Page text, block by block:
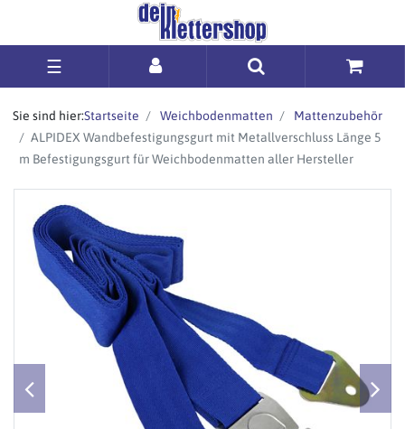
☰
Sie sind hier:Startseite Weichbodenmatten
Mattenzubehör
ALPIDEX Wandbefestigungsgurt mit Metallverschluss Länge 5
m Befestigungsgurt für Weichbodenmatten aller Hersteller